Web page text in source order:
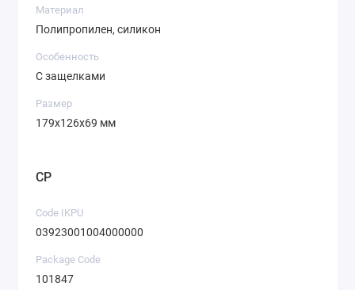
Материал
Полипропилен, силикон
Особенность
С защелками
Размер
179х126х69 мм
CP
Code IKPU
03923001004000000
Package Code
101847